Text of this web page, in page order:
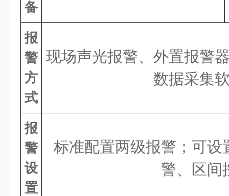
备
报
警
方
式
现场声光报警、外置报警
数据采集
报
警
设
置
标准配置两级报警；可
警、区间